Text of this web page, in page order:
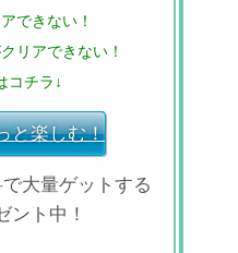
できない！
リアできない！
コチラ↓
と楽しむ！
大量ゲットする
ント中！